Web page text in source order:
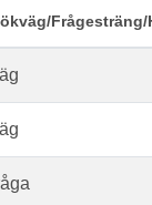
Frågesträng/